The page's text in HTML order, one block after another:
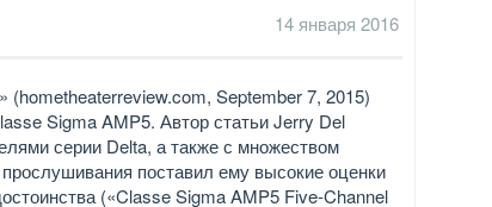
14 января 2016
September 7, 2015)
Sigma AMP5. Автор статьи Jerry Del
серии Delta, а также с множеством
поставил ему высокие оценки
(«Classe Sigma AMP5 Five-Channel